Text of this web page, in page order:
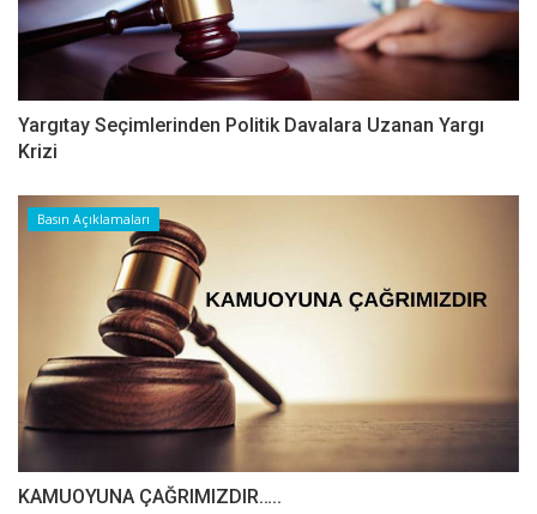
Yargıtay Seçimlerinden Politik Davalara Uzanan Yargı
Krizi
Basın Açıklamaları
​​​​​​​KAMUOYUNA ÇAĞRIMIZDIR…..